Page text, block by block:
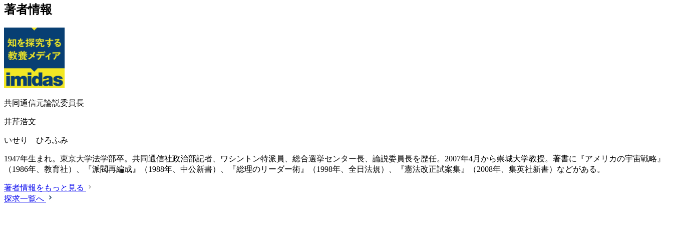
著者情報
共同通信元論説委員長
井芹浩文
いせり ひろふみ
1947年生まれ。東京大学法学部卒。共同通信社政治部記者、ワシントン特派員、総合選挙センター長、論説委員長を歴任。2007年4月から崇城大学教授。著書に『アメリカの宇宙戦略』
（1986年、教育社）、『派閥再編成』（1988年、中公新書）、『総理のリーダー術』（1998年、全日法規）、『憲法改正試案集』（2008年、集英社新書）などがある。
著者情報をもっと見る
探求一覧へ